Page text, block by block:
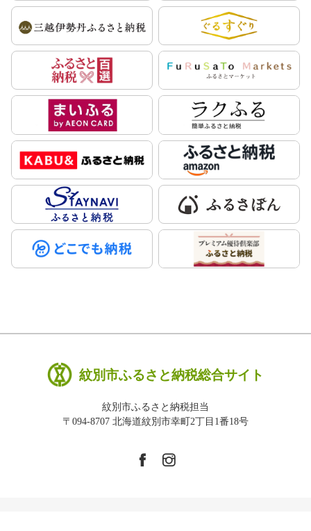
紋別市ふるさと納税総合サイト
紋別市ふるさと納税担当
〒094-8707 北海道紋別市幸町2丁目1番18号